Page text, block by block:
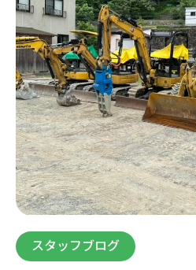
スタッフブログ